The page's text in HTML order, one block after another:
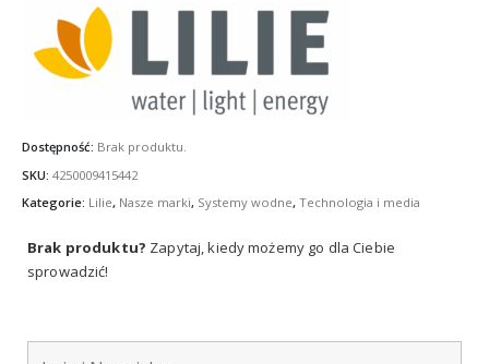
Dostępność: Brak produktu.
SKU: 4250009415442
Kategorie: Lilie, Nasze marki, Systemy wodne, Technologia i media
Brak produktu? Zapytaj, kiedy możemy go dla Ciebie
sprowadzić!